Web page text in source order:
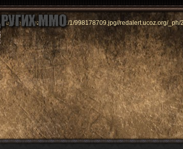
//redalert.ucoz.org/_ph/2/1/998178709.jpg//redalert.ucoz.org/